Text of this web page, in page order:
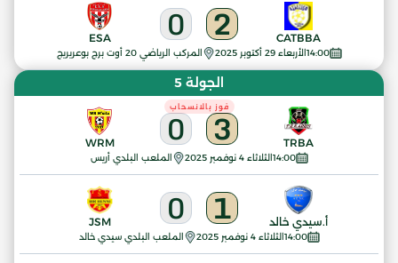
14:00الأربعاء 29 أكتوبر 2025 المركب الرياضي 20 أوت برج بوعريريج
CATBBA
2
0
ESA
الجولة 5
14:00الثلاثاء 4 نوفمبر 2025 الملعب البلدي أريس
TRBA
3
0
فوز بالانسحاب
WRM
14:00الثلاثاء 4 نوفمبر 2025 الملعب البلدي سيدي خالد
أ.سيدي خالد 1
0
JSM